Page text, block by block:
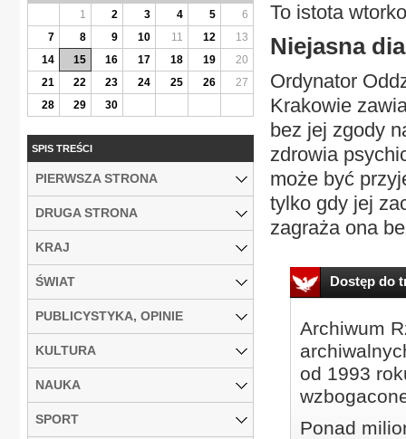
To istota
Niejasna
Ordynator
Krakowie
bez jej zgody
zdrowia
może być
tylko gdy jej
zagraża ona
Dostęp do
Archiwum
od 1993
Ponad
1
2 3 4 5
6
7
8 9 10 11 12
13
14
15 16 17 18 19
20
21
22 23 24 25 26
27
28
29 30
SPIS TREŚCI
PIERWSZA STRONA
DRUGA STRONA
KRAJ
ŚWIAT
PUBLICYSTYKA, OPINIE
KULTURA
NAUKA
SPORT